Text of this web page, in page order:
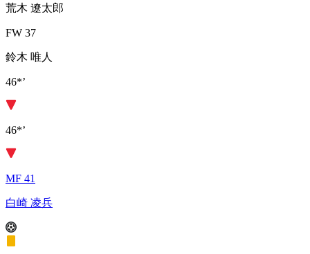
荒木 遼太郎
FW 37
鈴木 唯人
46*’
46*’
MF 41
白崎 凌兵